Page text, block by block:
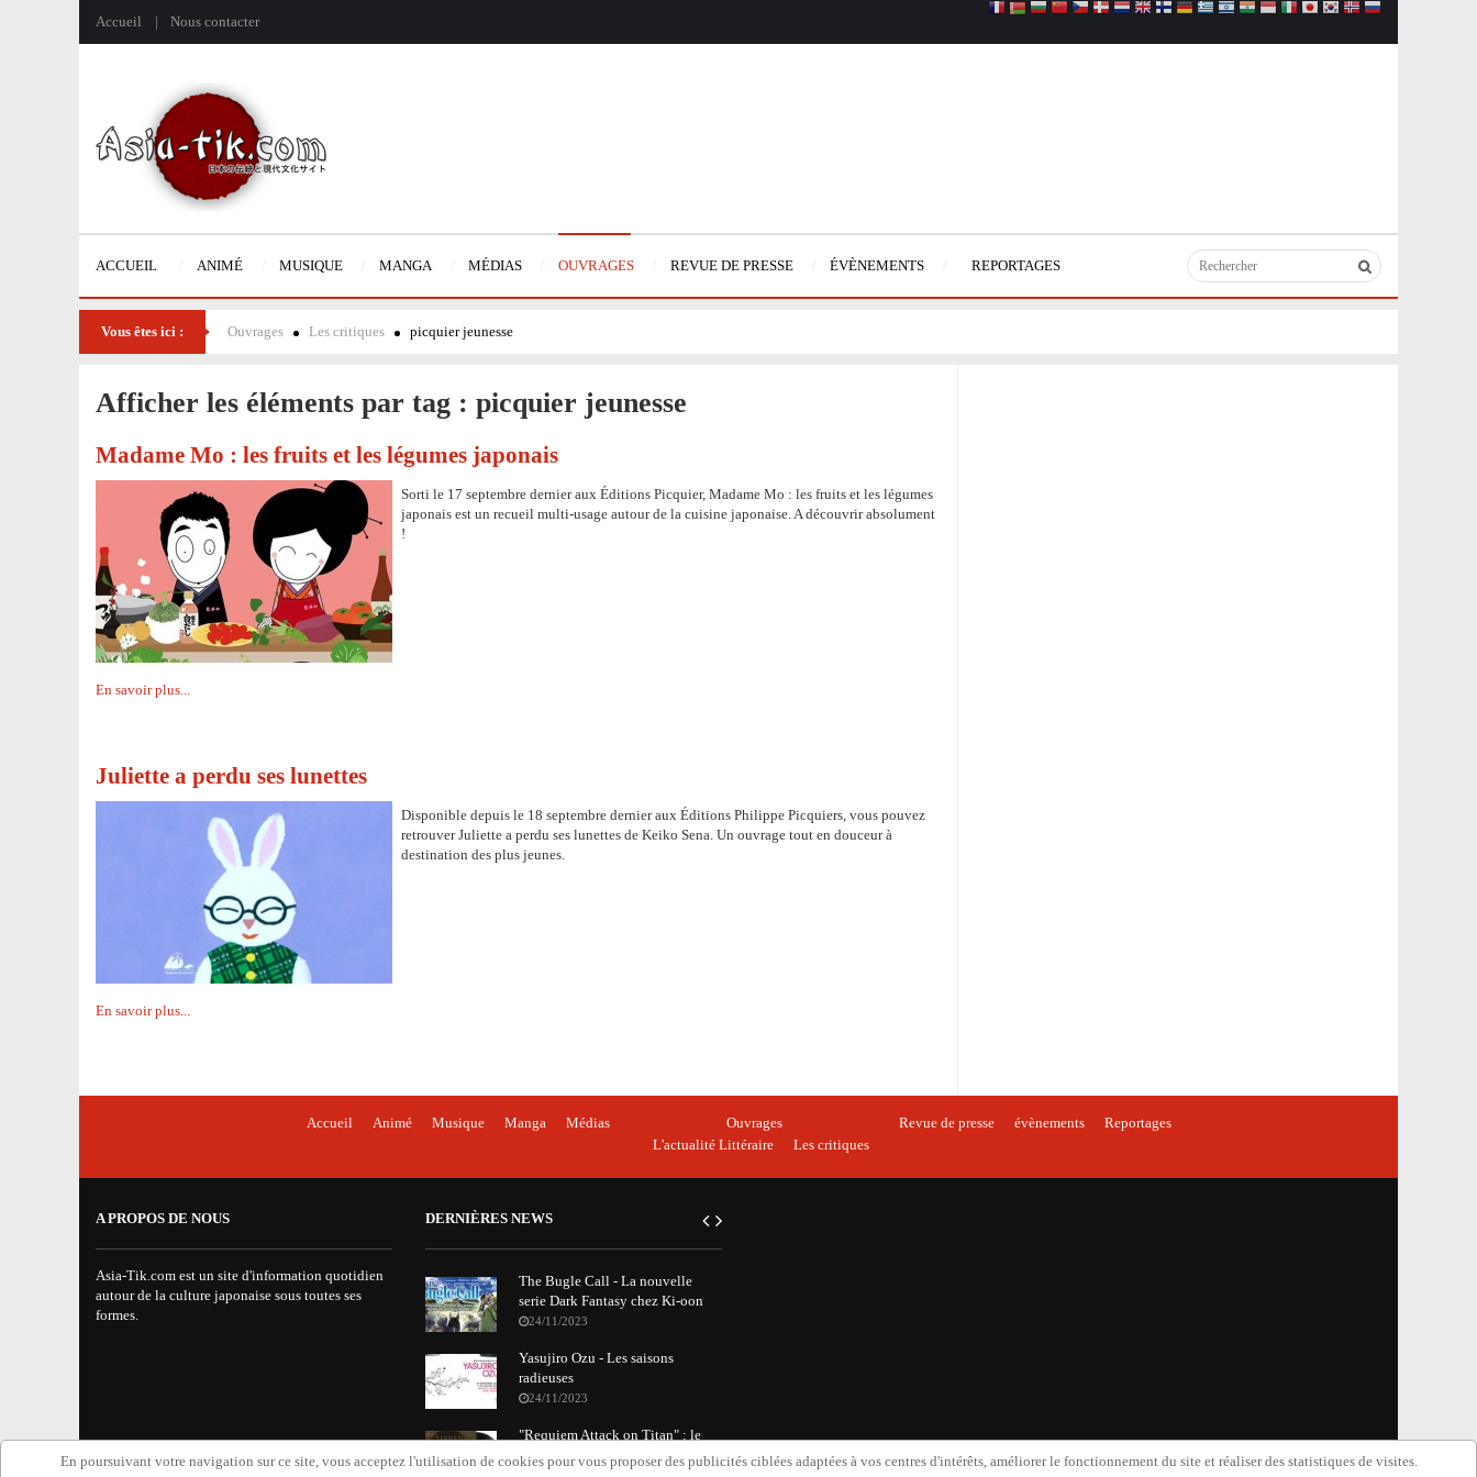
Accueil Nous contacter
ACCUEIL ANIMÉ MUSIQUE MANGA MÉDIAS OUVRAGES REVUE DE PRESSE ÉVÈNEMENTS REPORTAGES
Vous êtes ici : Ouvrages Les critiques picquier jeunesse
Afficher les éléments par tag : picquier jeunesse
Madame Mo : les fruits et les légumes japonais
Sorti le 17 septembre dernier aux Éditions Picquier, Madame Mo : les fruits et les légumes
japonais est un recueil multi-usage autour de la cuisine japonaise. A découvrir absolument
!
En savoir plus...
Juliette a perdu ses lunettes
Disponible depuis le 18 septembre dernier aux Éditions Philippe Picquiers, vous pouvez
retrouver Juliette a perdu ses lunettes de Keiko Sena. Un ouvrage tout en douceur à
destination des plus jeunes.
En savoir plus...
Accueil Animé Musique Manga Médias
Ouvrages
L'actualité Littéraire
Les critiques
Revue de presse évènements Reportages
A PROPOS DE NOUS
Asia-Tik.com est un site d'information quotidien
autour de la culture japonaise sous toutes ses
formes.
DERNIÈRES NEWS
The Bugle Call - La nouvelle
serie Dark Fantasy chez Ki-oon
24/11/2023
Yasujiro Ozu - Les saisons
radieuses
24/11/2023
"Requiem Attack on Titan" : le
nouvel album orchestral de
En poursuivant votre navigation sur ce site, vous acceptez l'utilisation de cookies pour vous proposer des publicités ciblées adaptées à vos centres d'intérêts, améliorer le fonctionnement du site et réaliser des statistiques de visites.